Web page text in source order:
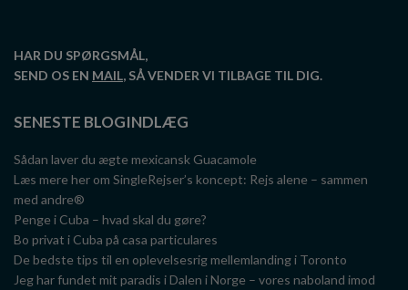
HAR DU SPØRGSMÅL,
SEND OS EN MAIL, SÅ VENDER VI TILBAGE TIL DIG.
SENESTE BLOGINDLÆG
Sådan laver du ægte mexicansk Guacamole
Læs mere her om SingleRejser’s koncept: Rejs alene – sammen
med andre®
Penge i Cuba – hvad skal du gøre?
Bo privat i Cuba på casa particulares
De bedste tips til en oplevelsesrig mellemlanding i Toronto
Jeg har fundet mit paradis i Dalen i Norge – vores naboland imod